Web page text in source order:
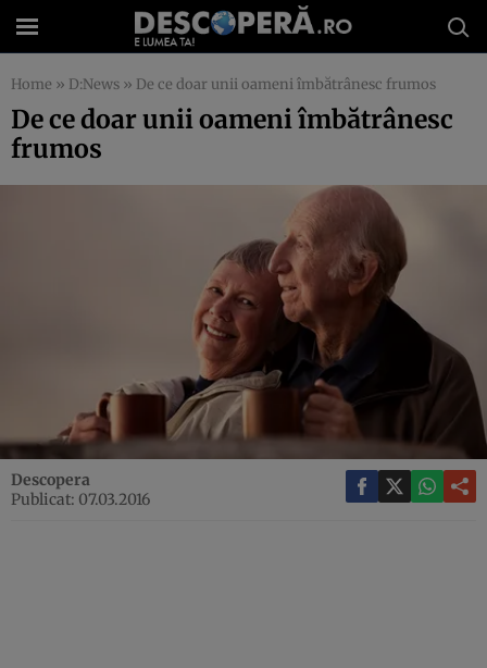
Home » D:News » De ce doar unii oameni îmbătrânesc frumos
De ce doar unii oameni îmbătrânesc
frumos
Descopera
Publicat: 07.03.2016